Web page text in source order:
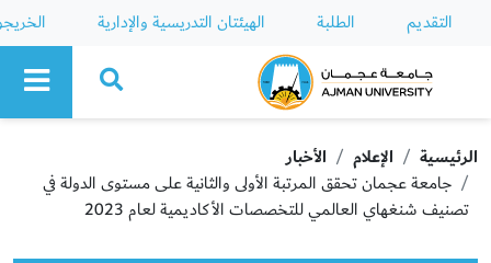
التقديم الطلبة الهيئتان التدريسية والإدارية
Ajman University
الرئيسية الإعلام
الأخبار
جامعة عجمان تحقق المرتبة الأولى والثانية على مستوى الدولة في
تصنيف شنغهاي العالمي للتخصصات الأكاديمية لعام 2023